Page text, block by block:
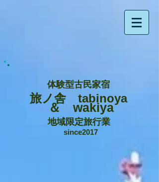
体験型古民家宿
旅ノ舎 tabinoya
＆ wakiya
地域限定旅行業
since2017